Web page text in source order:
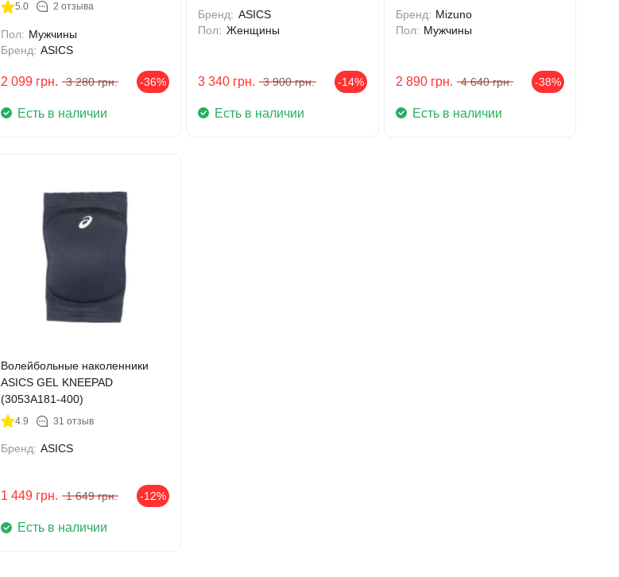
5.0 2 отзыва
Пол: Мужчины
Бренд: ASICS
2 099 грн. 3 280 грн. -36%
Есть в наличии
Бренд: ASICS
Пол: Женщины
3 340 грн. 3 900 грн. -14%
Есть в наличии
Бренд: Mizuno
Пол: Мужчины
2 890 грн. 4 640 грн. -38%
Есть в наличии
Волейбольные наколенники
ASICS GEL KNEEPAD
(3053A181-400)
4.9 31 отзыв
Бренд: ASICS
1 449 грн. 1 649 грн. -12%
Есть в наличии